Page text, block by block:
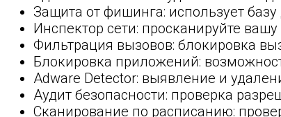
Защита от фишинга: использует
Инспектор сети: просканируйте
Фильтрация вызовов: блокировка
Блокировка приложений:
Adware Detector: выявление и
Аудит безопасности: проверка
Сканирование по расписанию: